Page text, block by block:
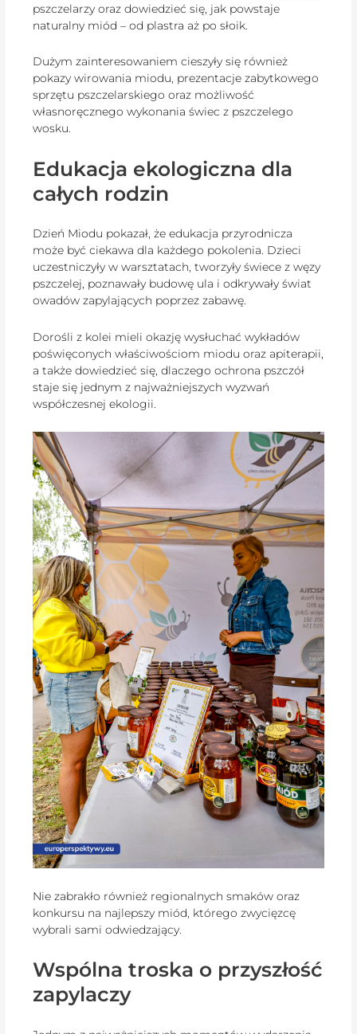
pszczelarzy oraz dowiedzieć się, jak powstaje
naturalny miód – od plastra aż po słoik.
Dużym zainteresowaniem cieszyły się również
pokazy wirowania miodu, prezentacje zabytkowego
sprzętu pszczelarskiego oraz możliwość
własnoręcznego wykonania świec z pszczelego
wosku.
Edukacja ekologiczna dla
całych rodzin
Dzień Miodu pokazał, że edukacja przyrodnicza
może być ciekawa dla każdego pokolenia. Dzieci
uczestniczyły w warsztatach, tworzyły świece z węzy
pszczelej, poznawały budowę ula i odkrywały świat
owadów zapylających poprzez zabawę.
Dorośli z kolei mieli okazję wysłuchać wykładów
poświęconych właściwościom miodu oraz apiterapii,
a także dowiedzieć się, dlaczego ochrona pszczół
staje się jednym z najważniejszych wyzwań
współczesnej ekologii.
Nie zabrakło również regionalnych smaków oraz
konkursu na najlepszy miód, którego zwycięzcę
wybrali sami odwiedzający.
Wspólna troska o przyszłość
zapylaczy